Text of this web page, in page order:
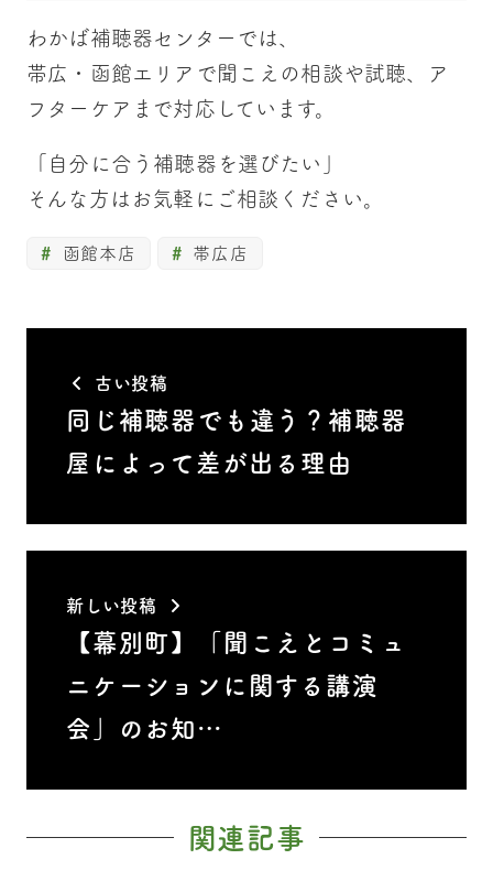
わかば補聴器センターでは、
帯広・函館エリアで聞こえの相談や試聴、ア
フターケアまで対応しています。
「自分に合う補聴器を選びたい」
そんな方はお気軽にご相談ください。
函館本店 帯広店
古い投稿
同じ補聴器でも違う？補聴器
屋によって差が出る理由
新しい投稿
【幕別町】「聞こえとコミュ
ニケーションに関する講演
会」のお知…
関連記事